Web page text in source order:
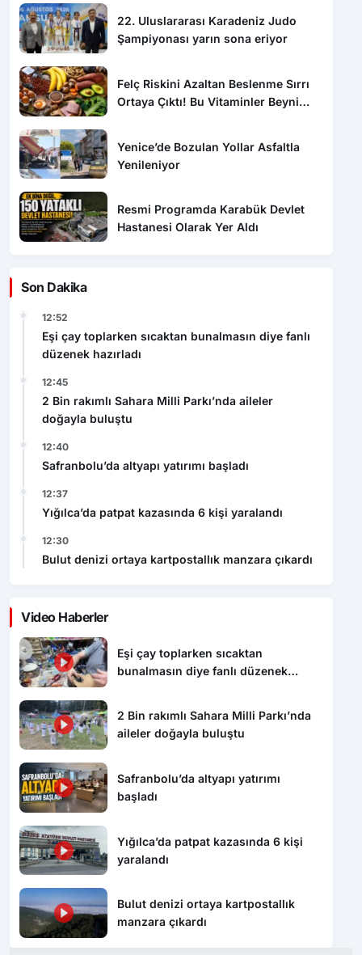
22. Uluslararası Karadeniz Judo
Şampiyonası yarın sona eriyor
Felç Riskini Azaltan Beslenme Sırrı
Ortaya Çıktı! Bu Vitaminler Beyni
Yenice’de Bozulan Yollar Asfaltla
Yenileniyor
Resmi Programda Karabük Devlet
Hastanesi Olarak Yer Aldı
Son Dakika
12:52
Eşi çay toplarken sıcaktan bunalmasın diye fanlı
düzenek hazırladı
12:45
2 Bin rakımlı Sahara Milli Parkı’nda aileler
doğayla buluştu
12:40
Safranbolu’da altyapı yatırımı başladı
12:37
Yığılca’da patpat kazasında 6 kişi yaralandı
12:30
Bulut denizi ortaya kartpostallık manzara çıkardı
Video Haberler
Eşi çay toplarken sıcaktan
bunalmasın diye fanlı düzenek
2 Bin rakımlı Sahara Milli Parkı’nda
aileler doğayla buluştu
Safranbolu’da altyapı yatırımı
başladı
Yığılca’da patpat kazasında 6 kişi
yaralandı
Bulut denizi ortaya kartpostallık
manzara çıkardı